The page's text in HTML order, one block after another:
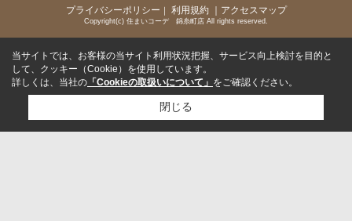
プライバシーポリシー ｜ 利用規約 ｜アクセスマップ
Copyright(c) 住まいコーデ 錦糸町店 All rights reserved.
当サイトでは、お客様の当サイト利用状況把握、サービス向上検討を目的と
して、クッキー（Cookie）を使用しています。
詳しくは、当社の 「Cookieの取扱いについて」 をご確認ください。
閉じる